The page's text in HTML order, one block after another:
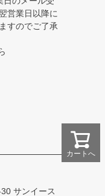
カートへ
営業日以降に
すのでご了承
サンイース